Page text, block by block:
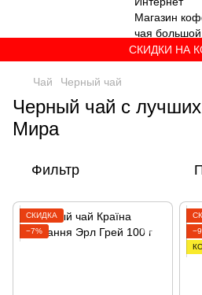
СКИДКИ НА
Чай Черный чай
Черный чай с
Мира
Фильтр
СКИДКА
−7%